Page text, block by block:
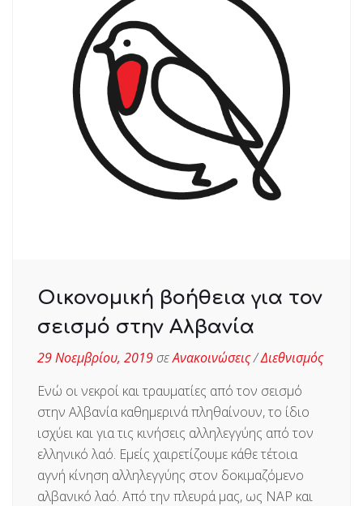
Οικονομική βοήθεια για τον
σεισμό στην Αλβανία
29 Νοεμβρίου, 2019σεΑνακοινώσεις/Διεθνισμός
Ενώ οι νεκροί και τραυματίες από τον σεισμό
στην Αλβανία καθημερινά πληθαίνουν, το ίδιο
ισχύει και για τις κινήσεις αλληλεγγύης από τον
ελληνικό λαό. Εμείς χαιρετίζουμε κάθε τέτοια
αγνή κίνηση αλληλεγγύης στον δοκιμαζόμενο
αλβανικό λαό. Από την πλευρά μας, ως ΝΑΡ και